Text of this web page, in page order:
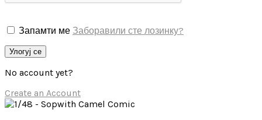
Запамти ме Заборавили сте лозинку?
Улогуј се
No account yet?
Create an Account